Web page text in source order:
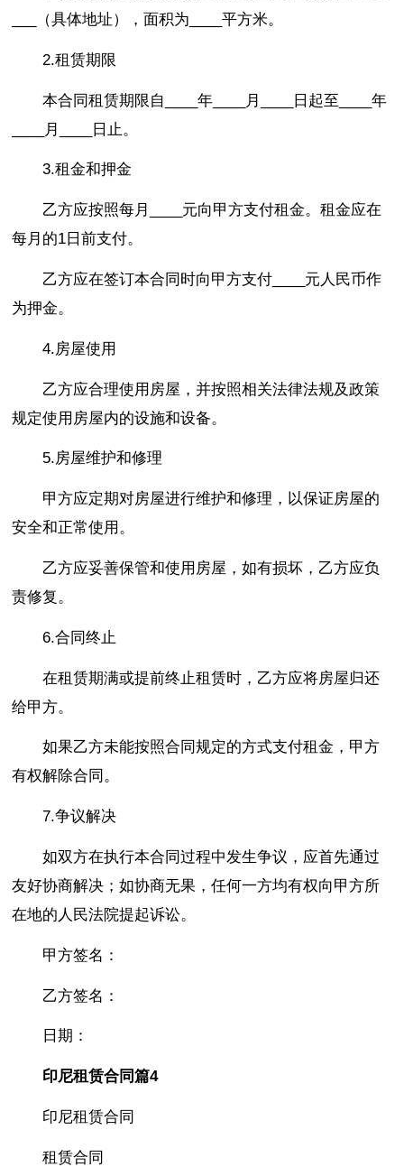
___（具体地址），面积为____平方米。
2.租赁期限
本合同租赁期限自____年____月____日起至____年
____月____日止。
3.租金和押金
乙方应按照每月____元向甲方支付租金。租金应在
每月的1日前支付。
乙方应在签订本合同时向甲方支付____元人民币作
为押金。
4.房屋使用
乙方应合理使用房屋，并按照相关法律法规及政策
规定使用房屋内的设施和设备。
5.房屋维护和修理
甲方应定期对房屋进行维护和修理，以保证房屋的
安全和正常使用。
乙方应妥善保管和使用房屋，如有损坏，乙方应负
责修复。
6.合同终止
在租赁期满或提前终止租赁时，乙方应将房屋归还
给甲方。
如果乙方未能按照合同规定的方式支付租金，甲方
有权解除合同。
7.争议解决
如双方在执行本合同过程中发生争议，应首先通过
友好协商解决；如协商无果，任何一方均有权向甲方所
在地的人民法院提起诉讼。
甲方签名：
乙方签名：
日期：
印尼租赁合同篇4
印尼租赁合同
租赁合同